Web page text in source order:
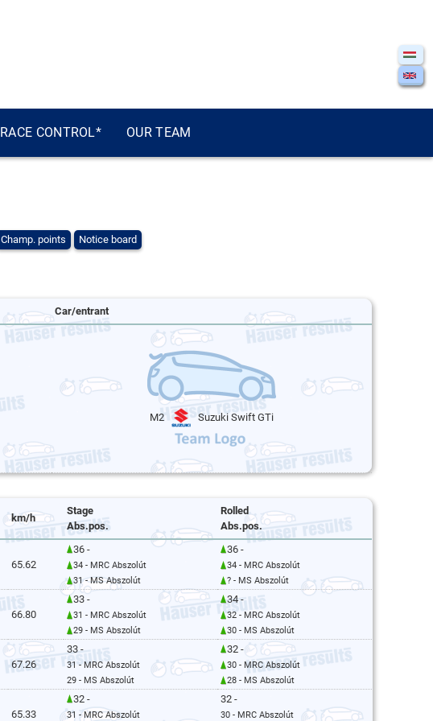
RACE CONTROL* OUR TEAM
Champ. points Notice board
Car/entrant
M2 Suzuki Swift GTi
km/h
Stage
Abs.pos.
Rolled
Abs.pos.
65.62
36 -
34 - MRC Abszolút
31 - MS Abszolút
36 -
34 - MRC Abszolút
? - MS Abszolút
66.80
33 -
31 - MRC Abszolút
29 - MS Abszolút
34 -
32 - MRC Abszolút
30 - MS Abszolút
67.26
33 -
31 - MRC Abszolút
29 - MS Abszolút
32 -
30 - MRC Abszolút
28 - MS Abszolút
65.33
32 -
31 - MRC Abszolút
32 -
30 - MRC Abszolút